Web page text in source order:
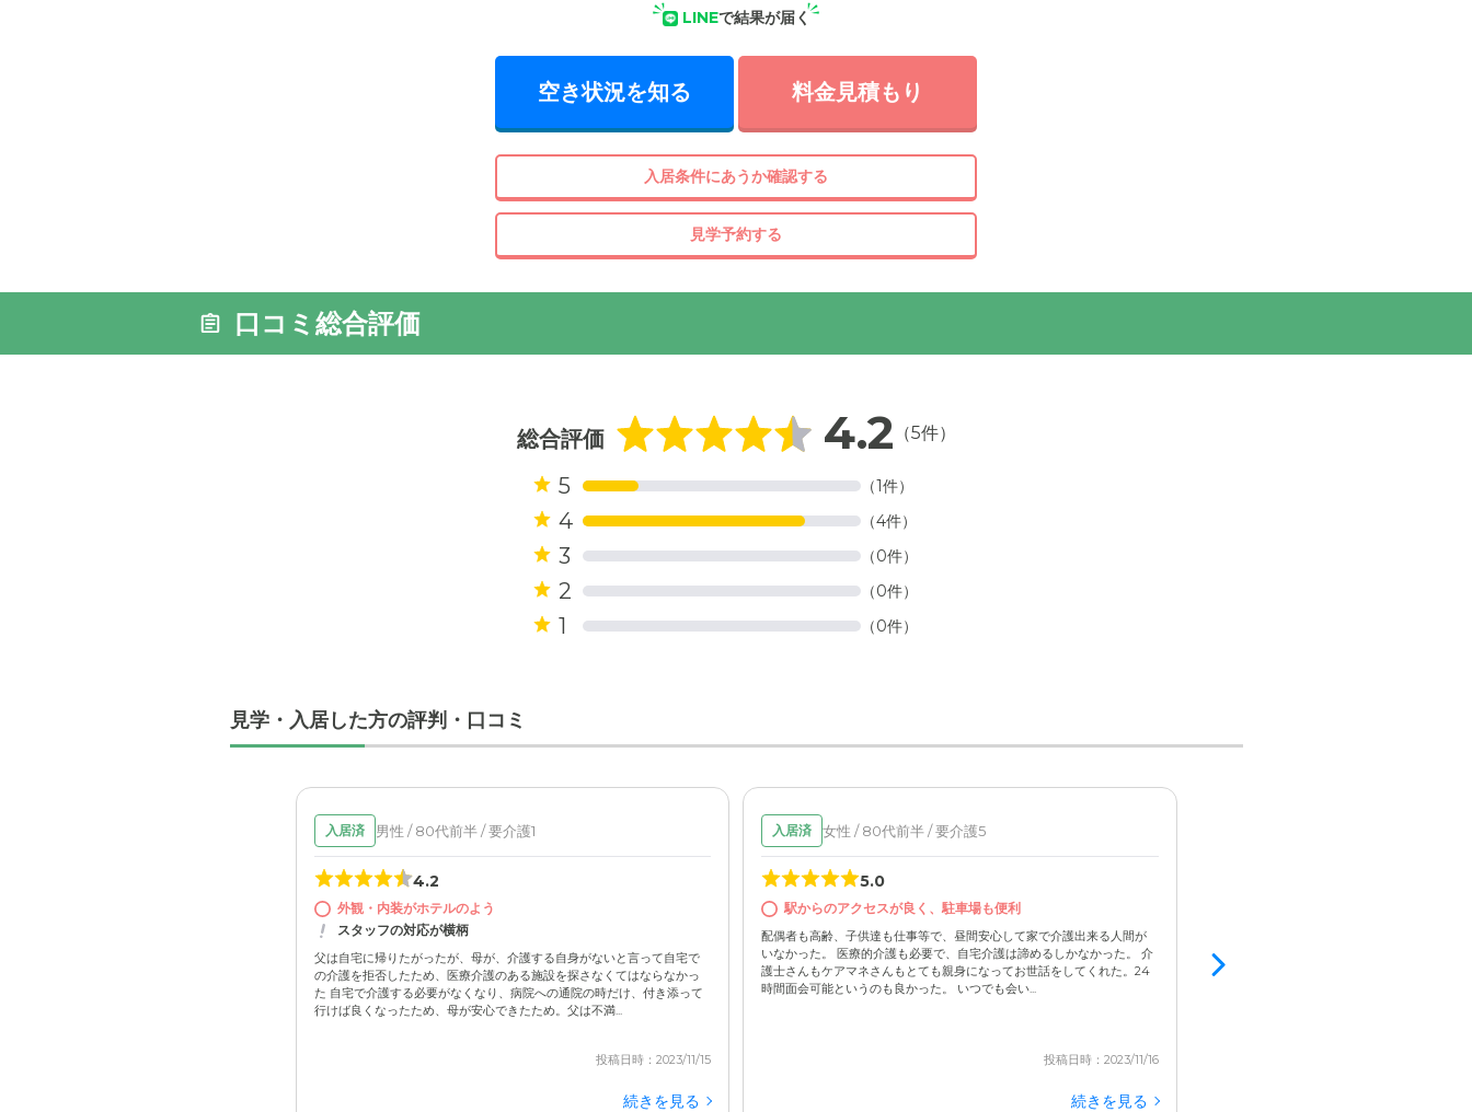
LINEで結果が届く
空き状況を知る 料金見積もり
入居条件にあうか確認する
見学予約する
口コミ総合評価
総合評価 4.2 （5件）
5 （1件）
4 （4件）
3 （0件）
2 （0件）
1 （0件）
見学・入居した方の評判・口コミ
入居済 男性 / 80代前半 / 要介護1
4.2
外観・内装がホテルのよう
スタッフの対応が横柄
父は自宅に帰りたがったが、母が、介護する自身がないと言って自宅で
の介護を拒否したため、医療介護のある施設を探さなくてはならなかっ
た 自宅で介護する必要がなくなり、病院への通院の時だけ、付き添って
行けば良くなったため、母が安心できたため。父は不満...
投稿日時：2023/11/15
続きを見る
入居済 女性 / 80代前半 / 要介護5
5.0
駅からのアクセスが良く、駐車場も便利
配偶者も高齢、子供達も仕事等で、昼間安心して家で介護出来る人間が
いなかった。 医療的介護も必要で、自宅介護は諦めるしかなかった。 介
護士さんもケアマネさんもとても親身になってお世話をしてくれた。24
時間面会可能というのも良かった。 いつでも会い...
投稿日時：2023/11/16
続きを見る
なかった。電話は、なかなか話が通じないので
に来たので、何かあってもすぐに伺うことがで